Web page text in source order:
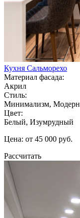
Кухня Сальморехо
Материал фасада:
Акрил
Стиль:
Минимализм, Модерн
Цвет:
Белый, Изумрудный
Цена: от 45 000 руб.
Рассчитать